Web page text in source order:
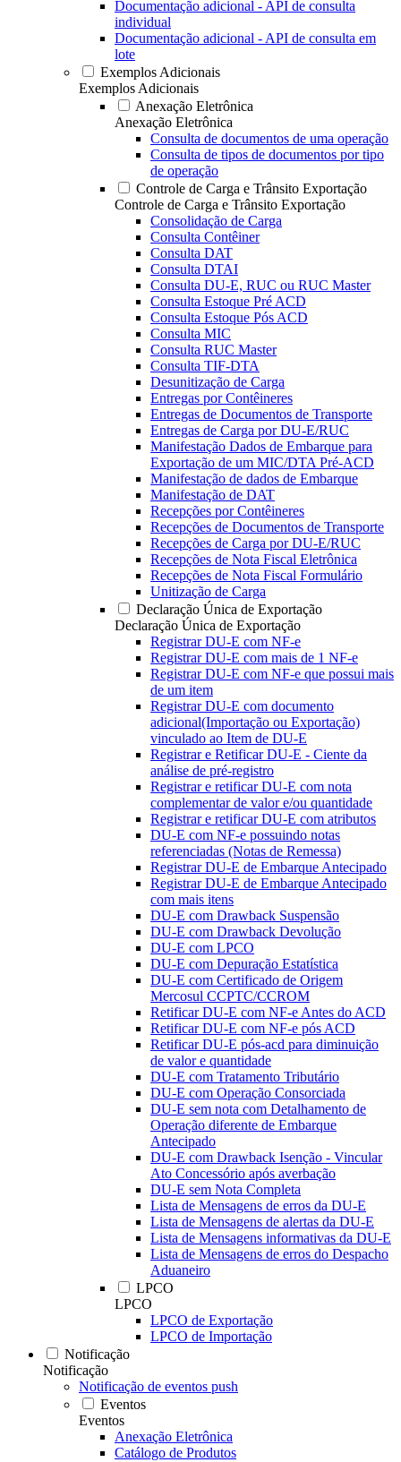
Documentação adicional - API de consulta
individual
Documentação adicional - API de consulta em
lote
Exemplos Adicionais
Exemplos Adicionais
Anexação Eletrônica
Anexação Eletrônica
Consulta de documentos de uma operação
Consulta de tipos de documentos por tipo
de operação
Controle de Carga e Trânsito Exportação
Controle de Carga e Trânsito Exportação
Consolidação de Carga
Consulta Contêiner
Consulta DAT
Consulta DTAI
Consulta DU-E, RUC ou RUC Master
Consulta Estoque Pré ACD
Consulta Estoque Pós ACD
Consulta MIC
Consulta RUC Master
Consulta TIF-DTA
Desunitização de Carga
Entregas por Contêineres
Entregas de Documentos de Transporte
Entregas de Carga por DU-E/RUC
Manifestação Dados de Embarque para
Exportação de um MIC/DTA Pré-ACD
Manifestação de dados de Embarque
Manifestação de DAT
Recepções por Contêineres
Recepções de Documentos de Transporte
Recepções de Carga por DU-E/RUC
Recepções de Nota Fiscal Eletrônica
Recepções de Nota Fiscal Formulário
Unitização de Carga
Declaração Única de Exportação
Declaração Única de Exportação
Registrar DU-E com NF-e
Registrar DU-E com mais de 1 NF-e
Registrar DU-E com NF-e que possui mais
de um item
Registrar DU-E com documento
adicional(Importação ou Exportação)
vinculado ao Item de DU-E
Registrar e Retificar DU-E - Ciente da
análise de pré-registro
Registrar e retificar DU-E com nota
complementar de valor e/ou quantidade
Registrar e retificar DU-E com atributos
DU-E com NF-e possuindo notas
referenciadas (Notas de Remessa)
Registrar DU-E de Embarque Antecipado
Registrar DU-E de Embarque Antecipado
com mais itens
DU-E com Drawback Suspensão
DU-E com Drawback Devolução
DU-E com LPCO
DU-E com Depuração Estatística
DU-E com Certificado de Origem
Mercosul CCPTC/CCROM
Retificar DU-E com NF-e Antes do ACD
Retificar DU-E com NF-e pós ACD
Retificar DU-E pós-acd para diminuição
de valor e quantidade
DU-E com Tratamento Tributário
DU-E com Operação Consorciada
DU-E sem nota com Detalhamento de
Operação diferente de Embarque
Antecipado
DU-E com Drawback Isenção - Vincular
Ato Concessório após averbação
DU-E sem Nota Completa
Lista de Mensagens de erros da DU-E
Lista de Mensagens de alertas da DU-E
Lista de Mensagens informativas da DU-E
Lista de Mensagens de erros do Despacho
Aduaneiro
LPCO
LPCO
LPCO de Exportação
LPCO de Importação
Notificação
Notificação
Notificação de eventos push
Eventos
Eventos
Anexação Eletrônica
Catálogo de Produtos